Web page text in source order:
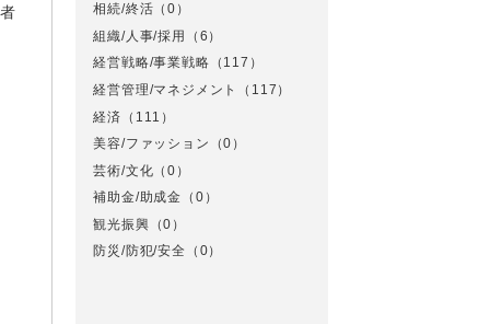
相続/終活 （0）
組織/人事/採用
（6）
経営戦略/事業戦略 （117）
経営管理/マネジメント
（117）
経済 （111）
美容/ファッション
（0）
芸術/文化 （0）
補助金/助成金 （0）
観光振興 （0）
防災/防犯/安全
（0）